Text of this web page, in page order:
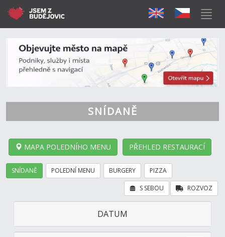
SNÍDANĚ
MAPA POLEDNÍHO MENU PŘEHLED RESTAURACÍ
SNÍDANĚ POLEDNÍ MENU BURGERY PIZZA
ROZVOZ
S SEBOU
DATUM